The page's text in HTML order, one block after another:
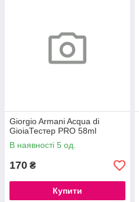
Giorgio Armani Acqua di
GioiaТестер PRO 58ml
В наявності 5 од.
170 ₴
Купити